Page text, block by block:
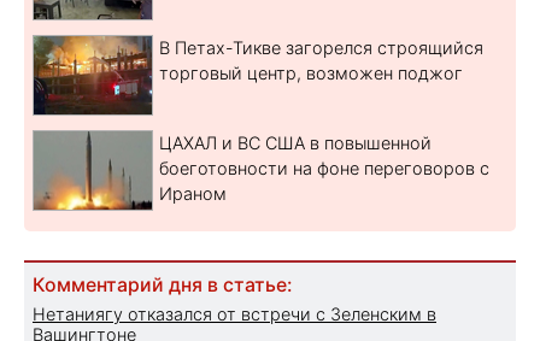
В Петах-Тикве загорелся строящийся
торговый центр, возможен поджог
ЦАХАЛ и ВС США в повышенной
боеготовности на фоне переговоров с
Ираном
Комментарий дня в статье:
Нетаниягу отказался от встречи с Зеленским в
Вашингтоне